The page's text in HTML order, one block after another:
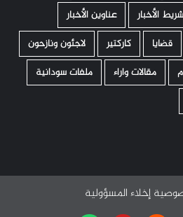
شريط الأخبار
عناوين الأخبار
قضايا كاركتير
لاجئون ونازحون
مقالات واراء
ملفات سودانية
إخلاء المسؤولية